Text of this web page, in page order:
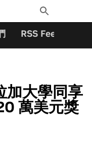
Toggle
Search
RSS Feeds
加大學同享
萬美元獎